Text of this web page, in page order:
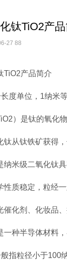
钛TiO2产
2788
TiO2产品简介
长度单位，1纳米
）是钛的氧化
钛从钛铁矿获得
纳米级二氧化钛
性质稳定，粒经
催化剂、化妆品
一种半导体材料
般指粒径小于